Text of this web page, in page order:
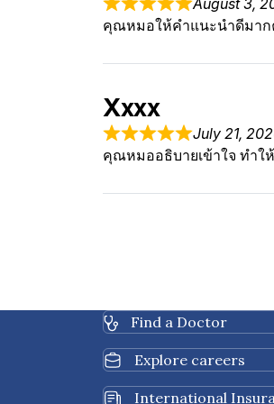
คุณหมอให้คำแนะนำดีมาก
Xxxx
July 21,
คุณหมออธิบายเข้าใจ ทำใ
Find a Doctor
Explore careers
International